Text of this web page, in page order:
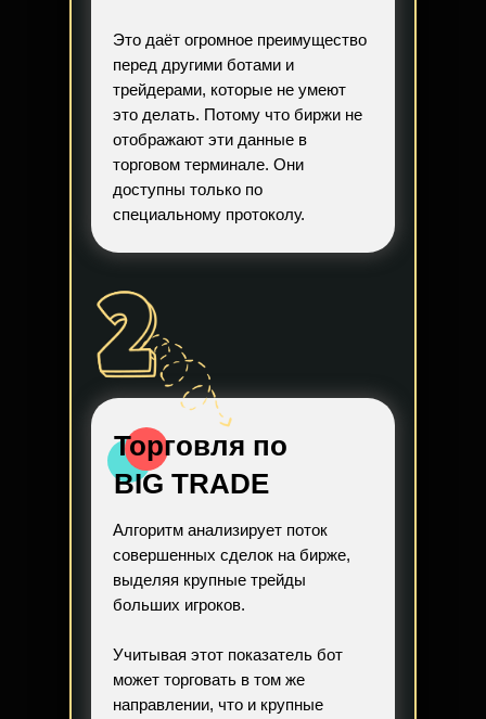
Это даёт огромное преимущество
перед другими ботами и
трейдерами, которые не умеют
это делать. Потому что биржи не
отображают эти данные в
торговом терминале. Они
доступны только по
специальному протоколу.
Алгоритм анализирует поток
совершенных сделок на бирже,
выделяя крупные трейды
больших игроков.
Учитывая этот показатель бот
может торговать в том же
направлении, что и крупные
Торговля по
BIG TRADE